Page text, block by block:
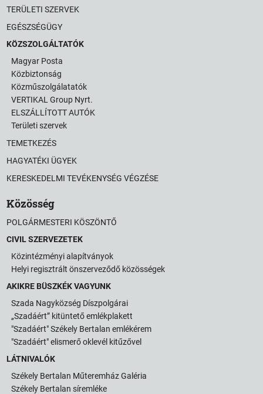
TERÜLETI SZERVEK
EGÉSZSÉGÜGY
KÖZSZOLGÁLTATÓK
Magyar Posta
Közbiztonság
Közműszolgálatatók
VERTIKAL Group Nyrt.
ELSZÁLLÍTOTT AUTÓK
Területi szervek
TEMETKEZÉS
HAGYATÉKI ÜGYEK
KERESKEDELMI TEVÉKENYSÉG VÉGZÉSE
Közösség
POLGÁRMESTERI KÖSZÖNTŐ
CIVIL SZERVEZETEK
Közintézményi alapítványok
Helyi regisztrált önszerveződő közösségek
AKIKRE BÜSZKÉK VAGYUNK
Szada Nagyközség Díszpolgárai
„Szadáért” kitüntető emlékplakett
"Szadáért" Székely Bertalan emlékérem
"Szadáért" elismerő oklevél kitűzővel
LÁTNIVALÓK
Székely Bertalan Műteremház Galéria
Székely Bertalan síremléke